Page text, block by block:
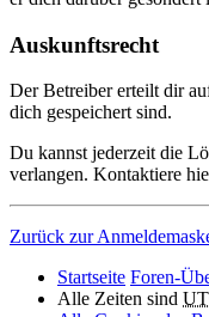
Auskunftsrecht
Der Betreiber erteilt dir
dich gespeichert sind.
Du kannst jederzeit die
verlangen. Kontaktiere
Zurück zur
Startseite Foren-
Alle Zeiten sind